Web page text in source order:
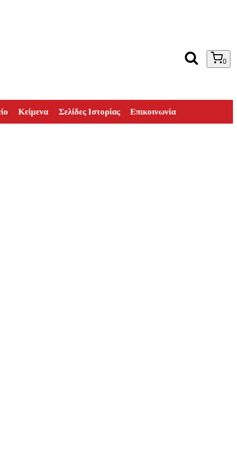
0
Κείμενα Σελίδες Ιστορίας Επικοινωνία